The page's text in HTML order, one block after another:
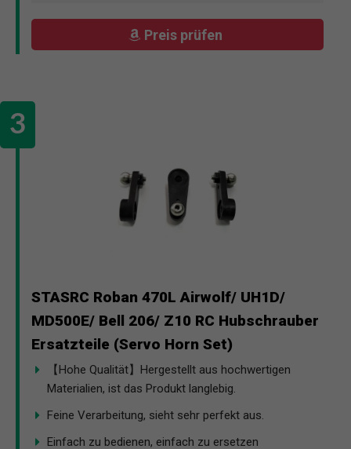
Preis prüfen
STASRC Roban 470L Airwolf/ UH1D/
MD500E/ Bell 206/ Z10 RC Hubschrauber
Ersatzteile (Servo Horn Set)
【Hohe Qualität】Hergestellt aus hochwertigen
Materialien, ist das Produkt langlebig.
Feine Verarbeitung, sieht sehr perfekt aus.
Einfach zu bedienen, einfach zu ersetzen